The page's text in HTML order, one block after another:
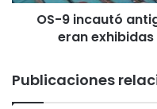
n
m
t
i
OS-9 incautó
eran exhibidas
Publicaciones